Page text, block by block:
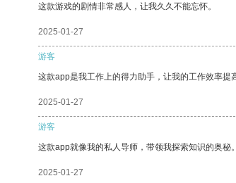
这款游戏的剧情非常感人，让我久久不能忘怀。
2025-01-27
游客
这款app是我工作上的得力助手，让我的工作效率提
2025-01-27
游客
这款app就像我的私人导师，带领我探索知识的奥秘。
2025-01-27